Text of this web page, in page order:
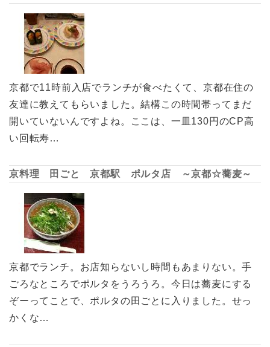
京都で11時前入店でランチが食べたくて、京都在住の
友達に教えてもらいました。結構この時間帯ってまだ
開いていないんですよね。ここは、一皿130円のCP高
い回転寿…
京料理 田ごと 京都駅 ポルタ店 ～京都☆蕎麦～
京都でランチ。お店知らないし時間もあまりない。手
ごろなところでポルタをうろうろ。今日は蕎麦にする
ぞーってことで、ポルタの田ごとに入りました。せっ
かくな…